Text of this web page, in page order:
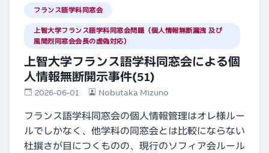
フランス語学科同窓会
上智大学フランス語学科同窓会問題（個人情報無断漏洩 及び
風間烈同窓会会長の虚偽対応）
上智大学フランス語学科同窓会による個
人情報無断開示事件(51)
2026-06-01 Nobutaka Mizuno
フランス語学科同窓会の個人情報管理はオレ様ルー
ルでしかなく、他学科の同窓会とは比較にならない
杜撰さが目につくものの、現行のソフィア会ルール